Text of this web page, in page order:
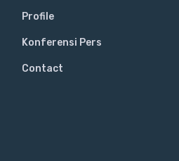
Profile
Konferensi Pers
Contact